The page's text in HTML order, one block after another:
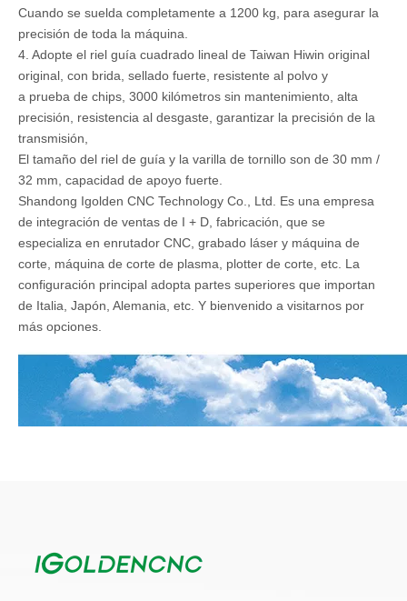
Cuando se suelda completamente a 1200 kg, para asegurar la
precisión de toda la máquina.
4. Adopte el riel guía cuadrado lineal de Taiwan Hiwin original
original, con brida, sellado fuerte, resistente al polvo y
a prueba de chips, 3000 kilómetros sin mantenimiento, alta
precisión, resistencia al desgaste, garantizar la precisión de la
transmisión,
El tamaño del riel de guía y la varilla de tornillo son de 30 mm /
32 mm, capacidad de apoyo fuerte.
Shandong Igolden CNC Technology Co., Ltd. Es una empresa
de integración de ventas de I + D, fabricación, que se
especializa en enrutador CNC, grabado láser y máquina de
corte, máquina de corte de plasma, plotter de corte, etc. La
configuración principal adopta partes superiores que importan
de Italia, Japón, Alemania, etc. Y bienvenido a visitarnos por
más opciones.